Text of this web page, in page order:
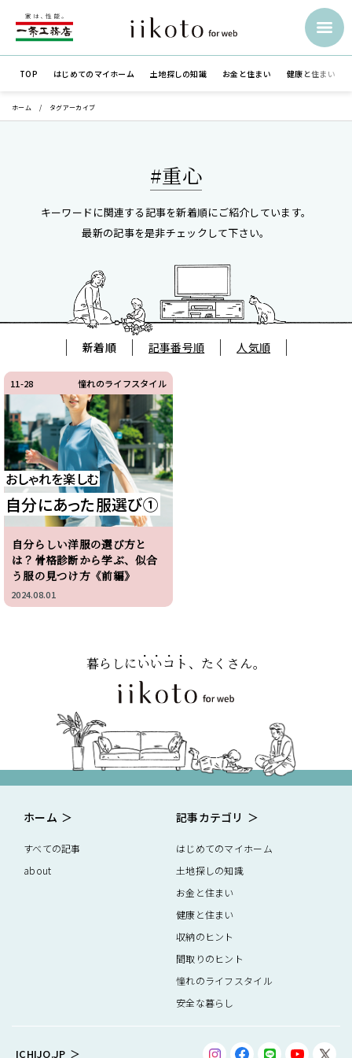
TOP はじめての マイホーム 土地探しの知識 お金と住まい 健康と住まい
ホーム タグアーカイブ
#重心
キーワードに関連する記事を新着順にご紹介しています。
最新の記事を是非チェックして下さい。
新着順 記事番号順 人気順
11-28 憧れのライフスタイル
おしゃれを楽しむ
自分にあった服選び①
自分らしい洋服の選び方と
は？骨格診断から学ぶ、似合
う服の見つけ方《前編》
2024.08.01
暮らしにいいコト、たくさん。
ホーム
すべての記事
about
記事カテゴリ
はじめてのマイホーム
土地探しの知識
お金と住まい
健康と住まい
収納のヒント
間取りのヒント
憧れのライフスタイル
安全な暮らし
ICHIJO.JP